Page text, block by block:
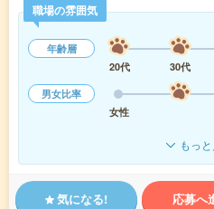
職場の雰囲気
年齢層
20代
30代
男女比率
女性
もっ
気になる! 応募へ